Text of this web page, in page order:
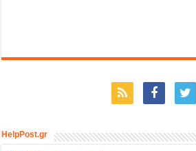
HelpPost.gr